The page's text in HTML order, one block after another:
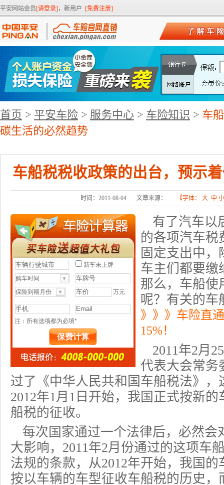
平安网站会员[请登录] ，新用户 [免费注册]
首页 > 平安车险 > 服务中心 > 车险知识 > 车
碳生活的必然趋势
车船税税收政策的出台，预示
时间：2011-08-04 文章来源： 【字体： 大 中 小
有了汽车以
的各项汽车税
固定支出中，
车主们都要缴
那么， 车船使
呢？有关的车
》》》车险直
15%！
2011年2月
代表大会常务
过了《中华人民共和国车船税法》
2012年1月1日开始，我国正式按新
船税的征收。
每次国家通过一个法律后，必然会
大影响，2011年2月份通过的这项车
法规的条款，从2012年开始，我国
按以车辆的车型征收车船税的历史